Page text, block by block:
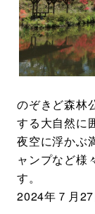
のぞきど森林
する大自然に
夜空に浮かぶ
ャンプなど様
す。
2024年７月